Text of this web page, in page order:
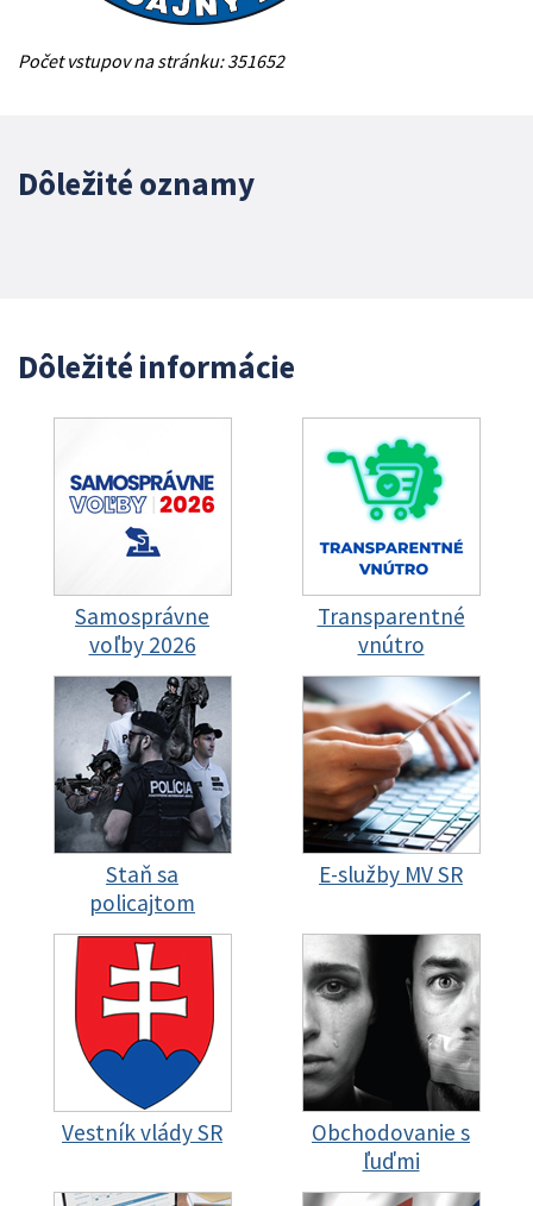
Počet vstupov na stránku: 351652
Dôležité oznamy
Dôležité informácie
Samosprávne
voľby 2026
Transparentné
vnútro
Staň sa
policajtom
E-služby MV SR
Vestník vlády SR
Obchodovanie s
ľuďmi